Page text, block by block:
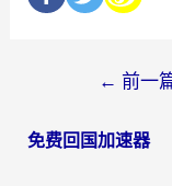
← 前一
免费回国加速器